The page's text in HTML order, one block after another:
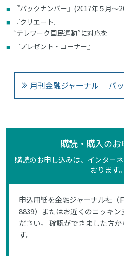
『バックナンバー』(2017年５月～
『クリエート』
“テレワーク国民運動”に対応を
『プレゼント・コーナー』
月刊金融ジャーナル バ
購読・購入のお
購読のお申し込みは、インター
おります。
申込用紙を金融ジャーナル社（
8839）またはお近くのニッキン
ださい。 確認ができました方
す。